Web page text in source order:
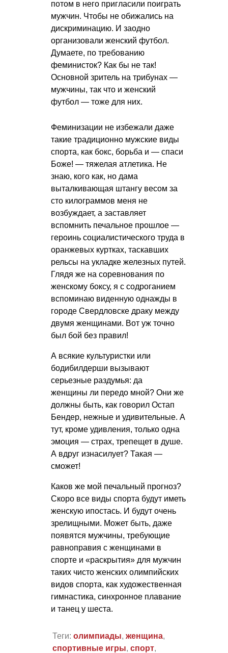
потом в него пригласили поиграть
мужчин. Чтобы не обижались на
дискриминацию. И заодно
организовали женский футбол.
Думаете, по требованию
феминисток? Как бы не так!
Основной зритель на трибунах —
мужчины, так что и женский
футбол — тоже для них.
Феминизации не избежали даже
такие традиционно мужские виды
спорта, как бокс, борьба и — спаси
Боже! — тяжелая атлетика. Не
знаю, кого как, но дама
выталкивающая штангу весом за
сто килограммов меня не
возбуждает, а заставляет
вспомнить печальное прошлое —
героинь социалистического труда в
оранжевых куртках, таскавших
рельсы на укладке железных путей.
Глядя же на соревнования по
женскому боксу, я с содроганием
вспоминаю виденную однажды в
городе Свердловске драку между
двумя женщинами. Вот уж точно
был бой без правил!
А всякие культуристки или
бодибилдерши вызывают
серьезные раздумья: да
женщины ли передо мной? Они же
должны быть, как говорил Остап
Бендер, нежные и удивительные. А
тут, кроме удивления, только одна
эмоция — страх, трепещет в душе.
А вдруг изнасилует? Такая —
сможет!
Каков же мой печальный прогноз?
Скоро все виды спорта будут иметь
женскую ипостась. И будут очень
зрелищными. Может быть, даже
появятся мужчины, требующие
равноправия с женщинами в
спорте и «раскрытия» для мужчин
таких чисто женских олимпийских
видов спорта, как художественная
гимнастика, синхронное плавание
и танец у шеста.
Теги: олимпиады, женщина,
спортивные игры, спорт,